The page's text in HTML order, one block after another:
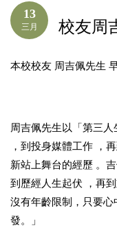
13
三月 校友周
本校校友 周吉佩先生
周吉佩先生以「第三
，到投身媒體工作 ，
新站上舞台的經歷 。
到歷經人生起伏 ，再
沒有年齡限制，只要心
發。」